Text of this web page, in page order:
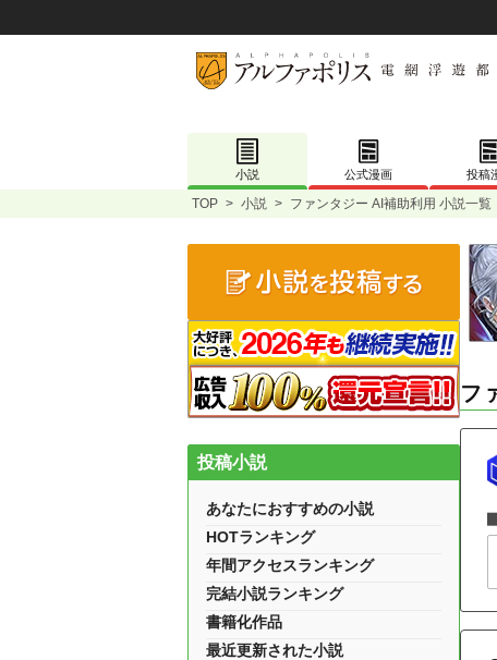
小説 公式漫画 投稿
TOP > 小説 > ファンタジー AI補助利用 小説一覧
フ
投稿小説
あなたにおすすめの小説
HOTランキング
年間アクセスランキング
完結小説ランキング
書籍化作品
最近更新された小説